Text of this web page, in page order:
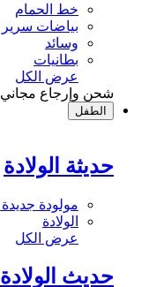
خط الحمام
بياضات سرير
وسائد
بطانيات
عرض الكل
شحن وإرجاع مجاني
الطفل
حديثة الولادة
مولودة جديدة 3-36 شهرًا
الولادة
عرض الكل
حديث الولادة